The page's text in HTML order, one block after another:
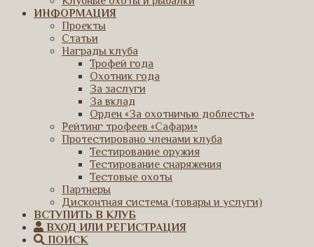
ИНФОРМАЦИЯ
Проекты
Статьи
Награды клуба
Трофей года
Охотник года
За заслуги
За вклад
Орден «За охотничью доблесть»
Рейтинг трофеев «Сафари»
Протестировано членами клуба
Тестирование оружия
Тестирование снаряжения
Тестовые охоты
Партнеры
Дисконтная система (товары и услуги)
ВСТУПИТЬ В КЛУБ
ВХОД ИЛИ РЕГИСТРАЦИЯ
ПОИСК